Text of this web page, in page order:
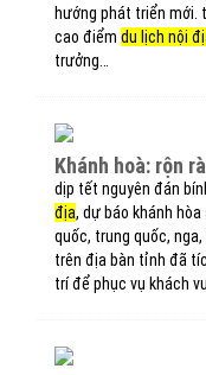
hướng phát triển mới.
cao điểm du lịch nội
trưởng…
khánh hoà: rộn
dịp tết nguyên đán
địa, dự báo khánh
quốc, trung quốc,
trên địa bàn tỉnh đã
trí để phục vụ khách